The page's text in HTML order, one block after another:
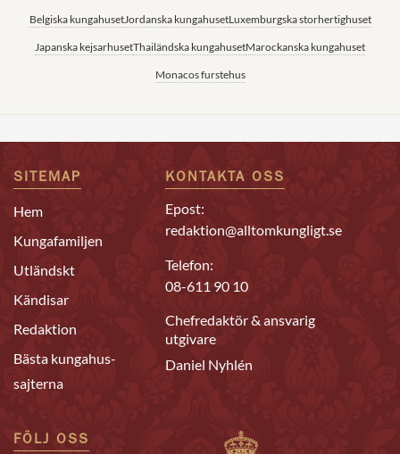
Belgiska kungahusetJordanska kungahusetLuxemburgska storhertighuset
Japanska kejsarhusetThailändska kungahusetMarockanska kungahuset
Monacos furstehus
SITEMAP
Hem
Kungafamiljen
Utländskt
Kändisar
Redaktion
Bästa kungahus-
sajterna
KONTAKTA OSS
Epost:
redaktion@alltomkungligt.se
Telefon:
08-611 90 10
Chefredaktör & ansvarig
utgivare
Daniel Nyhlén
FÖLJ OSS